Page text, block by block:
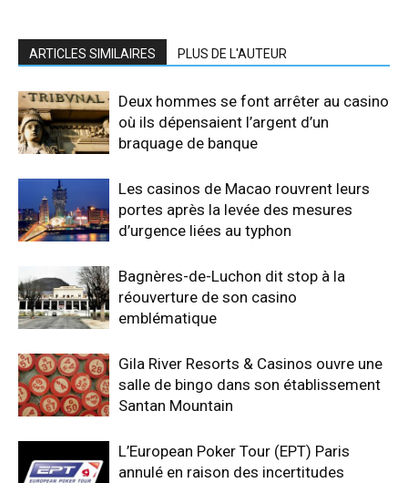
ARTICLES SIMILAIRES PLUS DE L'AUTEUR
Deux hommes se font arrêter au casino
où ils dépensaient l’argent d’un
braquage de banque
Les casinos de Macao rouvrent leurs
portes après la levée des mesures
d’urgence liées au typhon
Bagnères-de-Luchon dit stop à la
réouverture de son casino
emblématique
Gila River Resorts & Casinos ouvre une
salle de bingo dans son établissement
Santan Mountain
L’European Poker Tour (EPT) Paris
annulé en raison des incertitudes